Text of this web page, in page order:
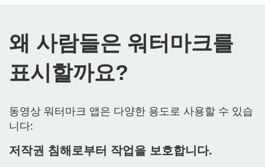
왜 사람들은 워터마크를
표시할까요?
동영상 워터마크 앱은 다양한 용도로 사용할 수 있습
니다:
저작권 침해로부터 작업을 보호합니다.